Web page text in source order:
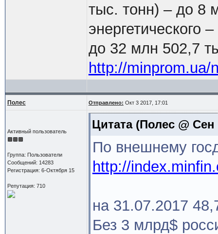
тыс. тонн) – до 8
энергетического
до 32 млн 502,7
http://minprom.ua/
Полес Отправлено: Окт 3 2017, 17:01
Активный пользователь
Группа: Пользователи
Сообщений: 14283
Регистрация: 6-Октября 15
Репутация: 710
Цитата(Полес @ Сен
По внешнему
http://
на 31.07.2017
Без 3 млрд$